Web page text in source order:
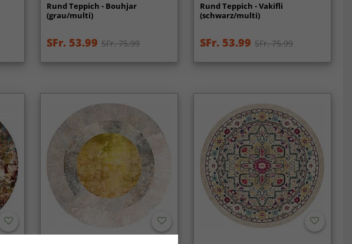
Rund Teppich - Bouhjar
(grau/multi)
SFr. 53.99 SFr. 75.99
Rund Teppich - Vakifli
(schwarz/multi)
SFr. 53.99 SFr. 75.99